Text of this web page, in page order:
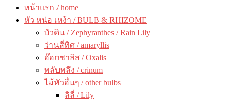
หน้าแรก / home
หัว หน่อ เหง้า / BULB & RHIZOME
บัวดิน / Zephyranthes / Rain Lily
ว่านสี่ทิศ / amaryllis
อ๊อกซาลิส / Oxalis
พลับพลึง / crinum
ไม้หัวอื่นๆ / other bulbs
ลิลี่ / Lily